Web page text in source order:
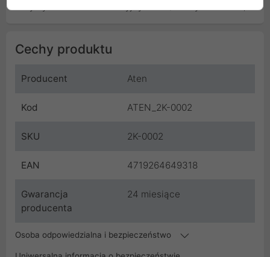
Cechy produktu
Producent Aten
Kod ATEN_2K-0002
SKU 2K-0002
EAN 4719264649318
Gwarancja
producenta
24 miesiące
Osoba odpowiedzialna i bezpieczeństwo